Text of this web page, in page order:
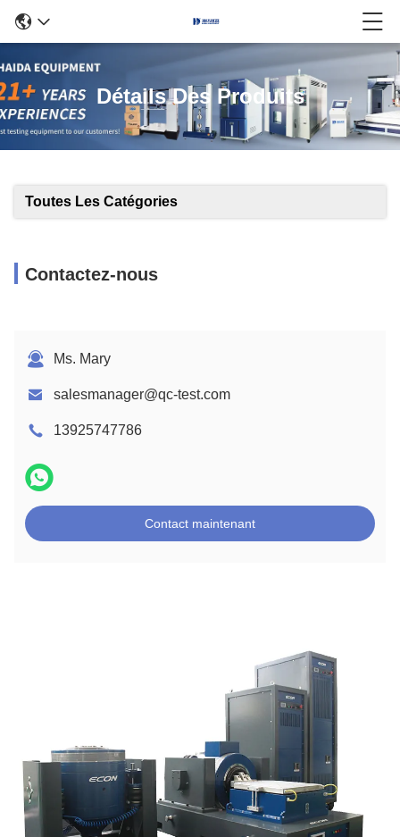
Détails Des Produits
Toutes Les Catégories
Contactez-nous
Ms. Mary
salesmanager@qc-test.com
13925747786
Contact maintenant